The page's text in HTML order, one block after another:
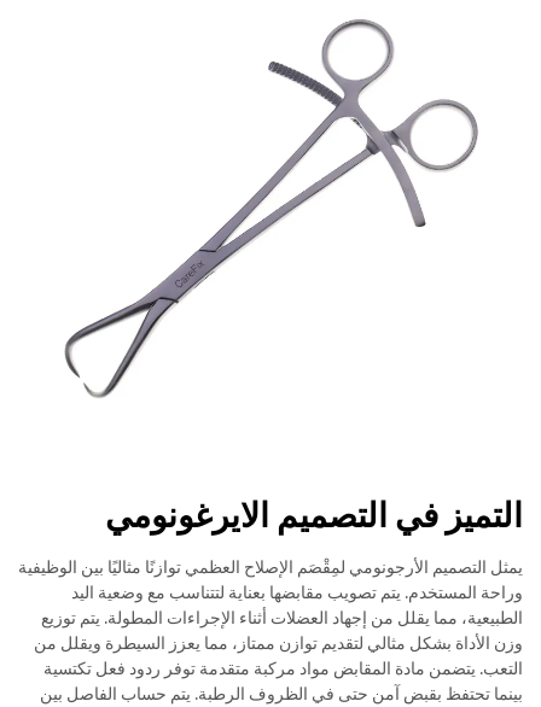
التميز في التصميم الايرغونومي
يمثل التصميم الأرجونومي لمِقْصَم الإصلاح العظمي توازنًا مثاليًا بين الوظيفية
وراحة المستخدم. يتم تصويب مقابضها بعناية لتتناسب مع وضعية اليد
الطبيعية، مما يقلل من إجهاد العضلات أثناء الإجراءات المطولة. يتم توزيع
وزن الأداة بشكل مثالي لتقديم توازن ممتاز، مما يعزز السيطرة ويقلل من
التعب. يتضمن مادة المقابض مواد مركبة متقدمة توفر ردود فعل تكتسية
بينما تحتفظ بقبض آمن حتى في الظروف الرطبة. يتم حساب الفاصل بين